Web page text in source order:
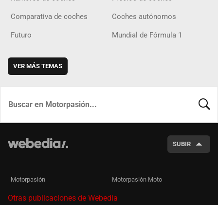
Comparativa de coches Coches autónomos
Futuro Mundial de Fórmula 1
VER MÁS TEMAS
SUBIR
Motorpasión Motorpasión Moto
Otras publicaciones de Webedia